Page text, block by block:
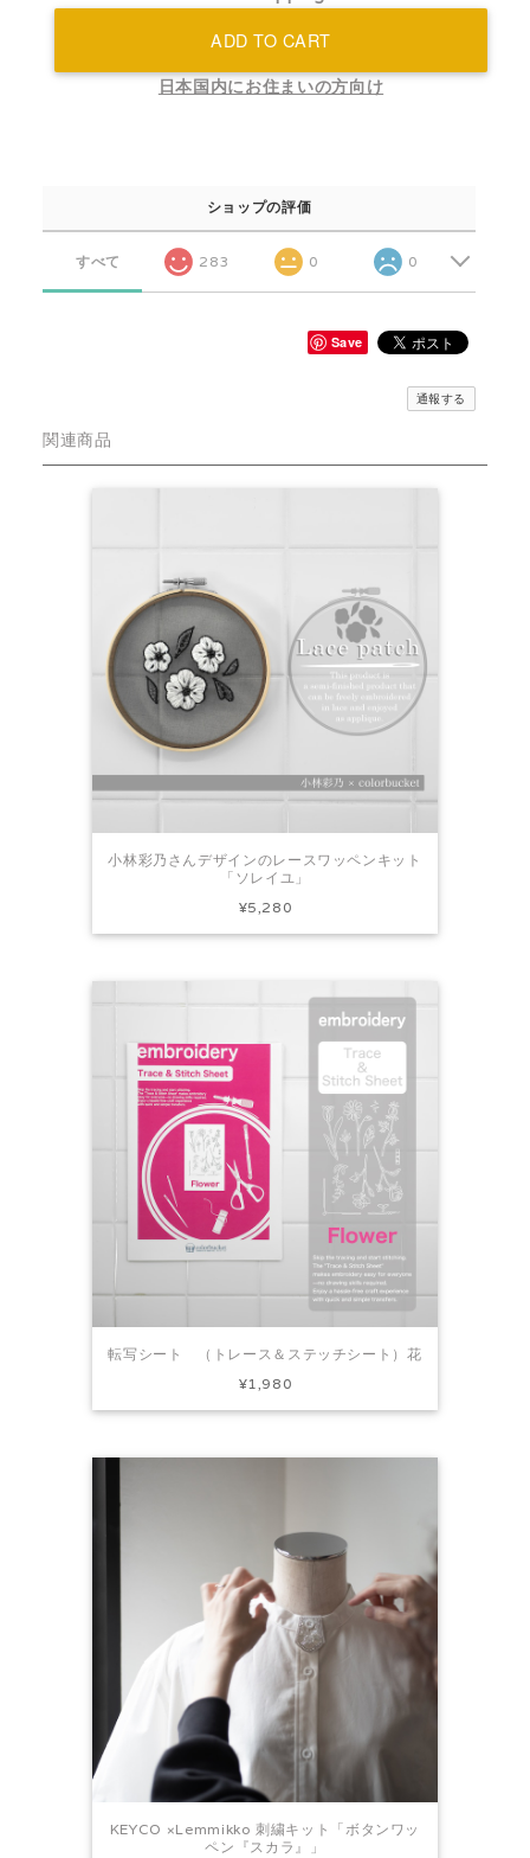
ADD TO CART
日本国内にお住まいの方向け
ショップの評価
すべて 283 0 0
Save
通報する
関連商品
小林彩乃さんデザインのレースワッペンキット
「ソレイユ」
¥5,280
転写シート （トレース＆ステッチシート）花
¥1,980
KEYCO ×Lemmikko 刺繍キット「ボタンワッ
ペン『スカラ』」